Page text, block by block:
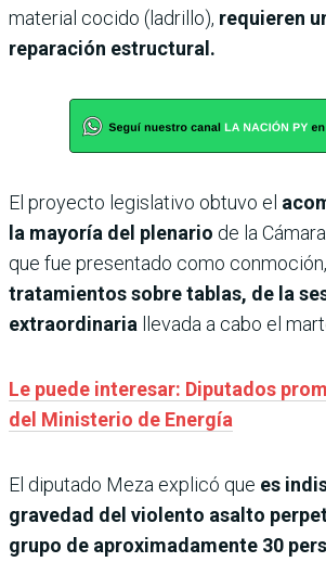
material cocido (ladrillo), requieren
reparación estructural.
El proyecto legislativo obtuvo el
la mayoría del plenario de la
que fue presentado como
tratamientos sobre tablas, de la
extraordinaria llevada a cabo el
Le puede interesar: Diputados
del Ministerio de Energía
El diputado Meza explicó que es
gravedad del violento asalto
grupo de aproximadamente 30